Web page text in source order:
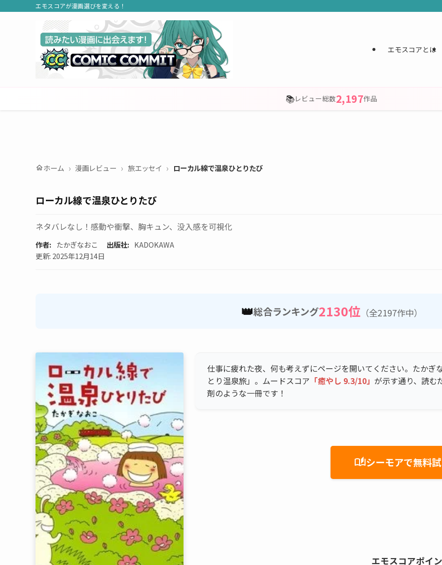
エモスコアが漫画選びを変える！
エモスコアとは
📚レビュー総数2,197作品
homeホーム 漫画レビュー 旅エッセイ ローカル線で温泉ひとりたび
ローカル線で温泉ひとりたび
ネタバレなし！感動や衝撃、胸キュン、没入感を可視化
作者: たかぎなおこ 出版社: KADOKAWA
更新: 2025年12月14日
👑総合ランキング2130位（全2197作中）
仕事に疲れた夜、何も考えずにページを開いてください。たかぎ
とり温泉旅」。ムードスコア 「癒やし 9.3/10」 が示す通り、読む
剤のような一冊です！
auto_storiesシーモアで無料
エモスコアポイ